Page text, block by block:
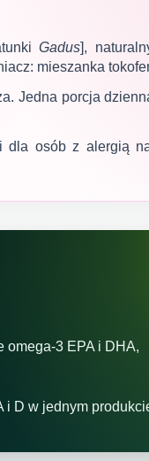
Gadus],
mieszanka
Jedna porcja
osób z alergią na
omega-3 EPA i DHA,
i D w jednym